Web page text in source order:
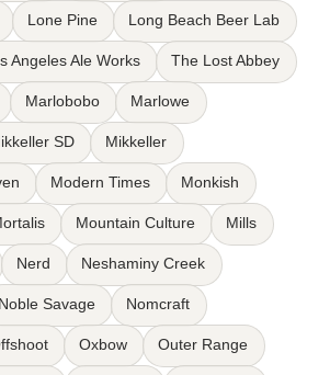
Lone Pine Long Beach Beer Lab
Angeles Ale Works The Lost Abbey
Marlobobo Marlowe
SD Mikkeller
Modern Times Monkish
Mountain Culture Mills
Nerd Neshaminy Creek
Noble Savage Nomcraft
Oxbow Outer Range